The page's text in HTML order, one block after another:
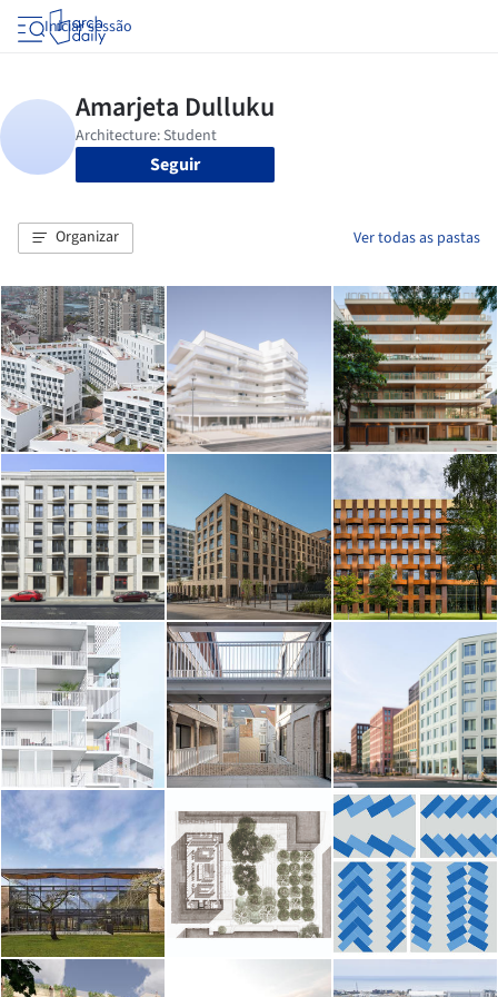
Iniciar sessão
Seguir
Organizar Ver todas as pastas